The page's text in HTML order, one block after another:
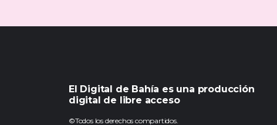
El Digital de Bahía es una producción
digital de libre acceso
©Todos los derechos compartidos.